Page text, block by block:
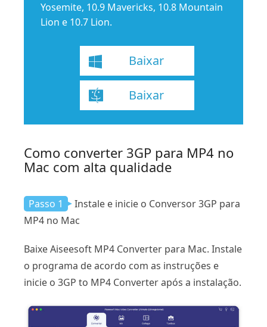
Yosemite, 10.9 Mavericks, 10.8 Mountain
Lion e 10.7 Lion.
Baixar
Baixar
Como converter 3GP para MP4 no
Mac com alta qualidade
Passo 1
Instale e inicie o Conversor 3GP para
MP4 no Mac
Baixe Aiseesoft MP4 Converter para Mac. Instale
o programa de acordo com as instruções e
inicie o 3GP to MP4 Converter após a instalação.